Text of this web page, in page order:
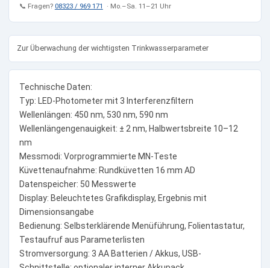
📞 Fragen? 08323 / 969 171 · Mo.–Sa. 11–21 Uhr
Zur Überwachung der wichtigsten Trinkwasserparameter
Technische Daten:
Typ: LED-Photometer mit 3 Interferenzfiltern
Wellenlängen: 450 nm, 530 nm, 590 nm
Wellenlängengenauigkeit: ± 2 nm, Halbwertsbreite 10–12
nm
Messmodi: Vorprogrammierte MN-Teste
Küvettenaufnahme: Rundküvetten 16 mm AD
Datenspeicher: 50 Messwerte
Display: Beleuchtetes Grafikdisplay, Ergebnis mit
Dimensionsangabe
Bedienung: Selbsterklärende Menüführung, Folientastatur,
Testaufruf aus Parameterlisten
Stromversorgung: 3 AA Batterien / Akkus, USB-